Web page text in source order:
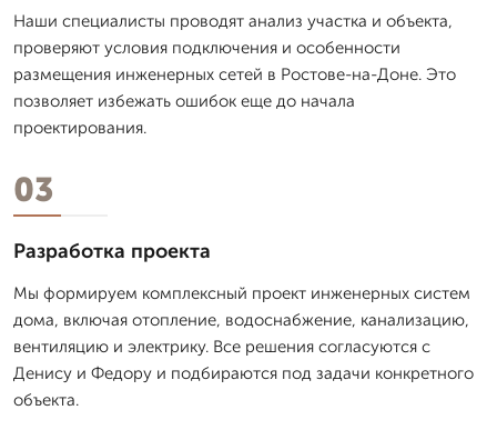
Наши специалисты проводят анализ участка и объекта,
проверяют условия подключения и особенности
размещения инженерных сетей в Ростове-на-Доне. Это
позволяет избежать ошибок еще до начала
проектирования.
03
Разработка проекта
Мы формируем комплексный проект инженерных систем
дома, включая отопление, водоснабжение, канализацию,
вентиляцию и электрику. Все решения согласуются с
Денису и Федору и подбираются под задачи конкретного
объекта.